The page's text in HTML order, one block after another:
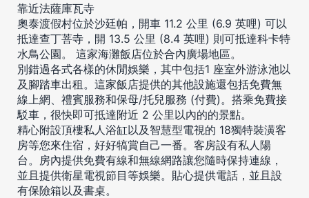
靠近法薩庫瓦寺
奧泰渡假村位於沙廷帕，開車 11.2 公里 (6.9 英哩) 可以
抵達查丁菩寺，開 13.5 公里 (8.4 英哩) 則可抵達科卡特
水鳥公園。 這家海灘飯店位於合內廣場地區。
別錯過各式各樣的休閒娛樂，其中包括1 座室外游泳池以
及腳踏車出租。這家飯店提供的其他設施還包括免費無
線上網、禮賓服務和保母/托兒服務 (付費)。搭乘免費接
駁車，很快即可抵達附近 2 公里以內的的景點。
精心附設頂樓私人浴缸以及智慧型電視的 18獨特裝潢客
房等您來住宿，好好犒賞自己一番。客房設有私人陽
台。房內提供免費有線和無線網路讓您隨時保持連線，
並且提供衛星電視節目等娛樂。貼心提供電話，並且設
有保險箱以及書桌。